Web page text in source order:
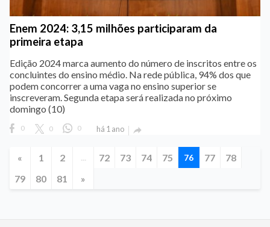
Enem 2024: 3,15 milhões participaram da
primeira etapa
Edição 2024 marca aumento do número de inscritos entre os
concluintes do ensino médio. Na rede pública, 94% dos que
podem concorrer a uma vaga no ensino superior se
inscreveram. Segunda etapa será realizada no próximo
domingo (10)
0 0 0 há 1 ano 
« 1 2 ... 72 73 74 75 76 77
78
79
80 81 »